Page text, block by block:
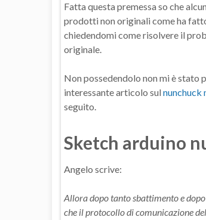
Fatta questa premessa so che
prodotti non originali come ha
chiedendomi come risolvere il
originale.
Non possedendolo non mi è stato
interessante articolo sul nunchuck
seguito.
Sketch arduino
Angelo scrive:
Allora dopo tanto sbattimento e
che il protocollo di comunicazione